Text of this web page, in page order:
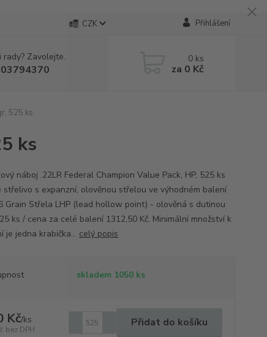
CZK Přihlášení
rady? Zavolejte. 0 ks
za 0 Kč
525 ks
ks
náboj .22LR Federal Champion Value Pack, HP, 525 ks
střelivo s expanzní, olověnou střelou ve výhodném balení
Grain Střela LHP (lead hollow point) - olověná s dutinou
ks / cena za celé balení 1312,50 Kč. Minimální množství k
je jedna krabička... celý popis
skladem 1050 ks
Kč/ks
bez DPH
Přidat do košíku